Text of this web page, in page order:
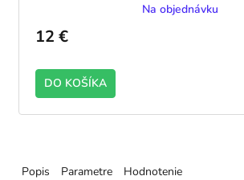
Na objednávku
12 €
DO KOŠÍKA
Popis Parametre Hodnotenie